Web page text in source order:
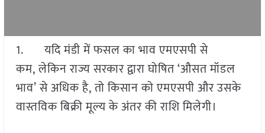
1. यदि मंडी में फसल का भाव एमएसपी से
कम, लेकिन राज्य सरकार द्वारा घोषित ‘औसत मॉडल
भाव’ से अधिक है, तो किसान को एमएसपी और उसके
वास्तविक बिक्री मूल्य के अंतर की राशि मिलेगी।